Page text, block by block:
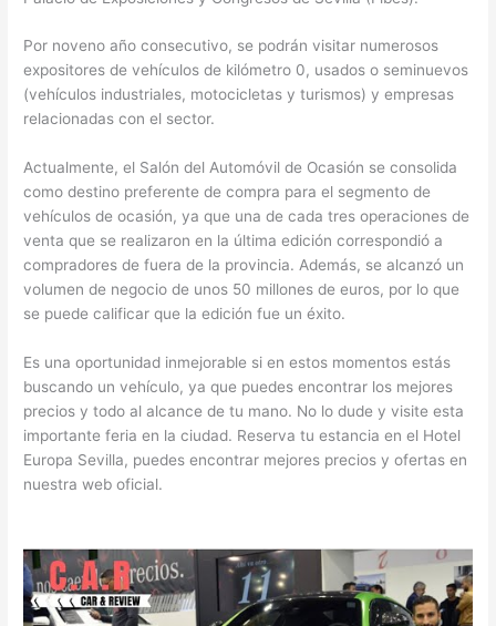
Por noveno año consecutivo, se podrán visitar numerosos
expositores de vehículos de kilómetro 0, usados o seminuevos
(vehículos industriales, motocicletas y turismos) y empresas
relacionadas con el sector.
Actualmente, el Salón del Automóvil de Ocasión se consolida
como destino preferente de compra para el segmento de
vehículos de ocasión, ya que una de cada tres operaciones de
venta que se realizaron en la última edición correspondió a
compradores de fuera de la provincia. Además, se alcanzó un
volumen de negocio de unos 50 millones de euros, por lo que
se puede calificar que la edición fue un éxito.
Es una oportunidad inmejorable si en estos momentos estás
buscando un vehículo, ya que puedes encontrar los mejores
precios y todo al alcance de tu mano. No lo dude y visite esta
importante feria en la ciudad. Reserva tu estancia en el Hotel
Europa Sevilla, puedes encontrar mejores precios y ofertas en
nuestra web oficial.